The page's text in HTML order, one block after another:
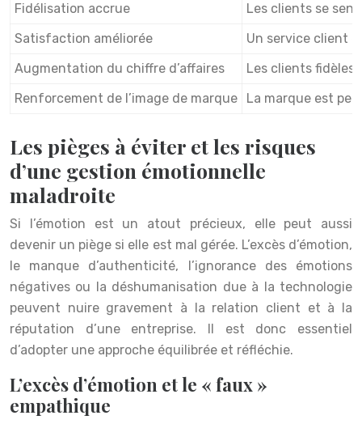
Fidélisation accrue
Les clients se
Satisfaction améliorée
Un service client
Augmentation du chiffre d’affaires
Les clients fidèles
Renforcement de l’image de marque
La marque est
Les pièges à éviter et les risques
d’une gestion émotionnelle
maladroite
Si l’émotion est un atout précieux, elle peut aussi
devenir un piège si elle est mal gérée. L’excès d’émotion,
le manque d’authenticité, l’ignorance des émotions
négatives ou la déshumanisation due à la technologie
peuvent nuire gravement à la relation client et à la
réputation d’une entreprise. Il est donc essentiel
d’adopter une approche équilibrée et réfléchie.
L’excès d’émotion et le « faux »
empathique